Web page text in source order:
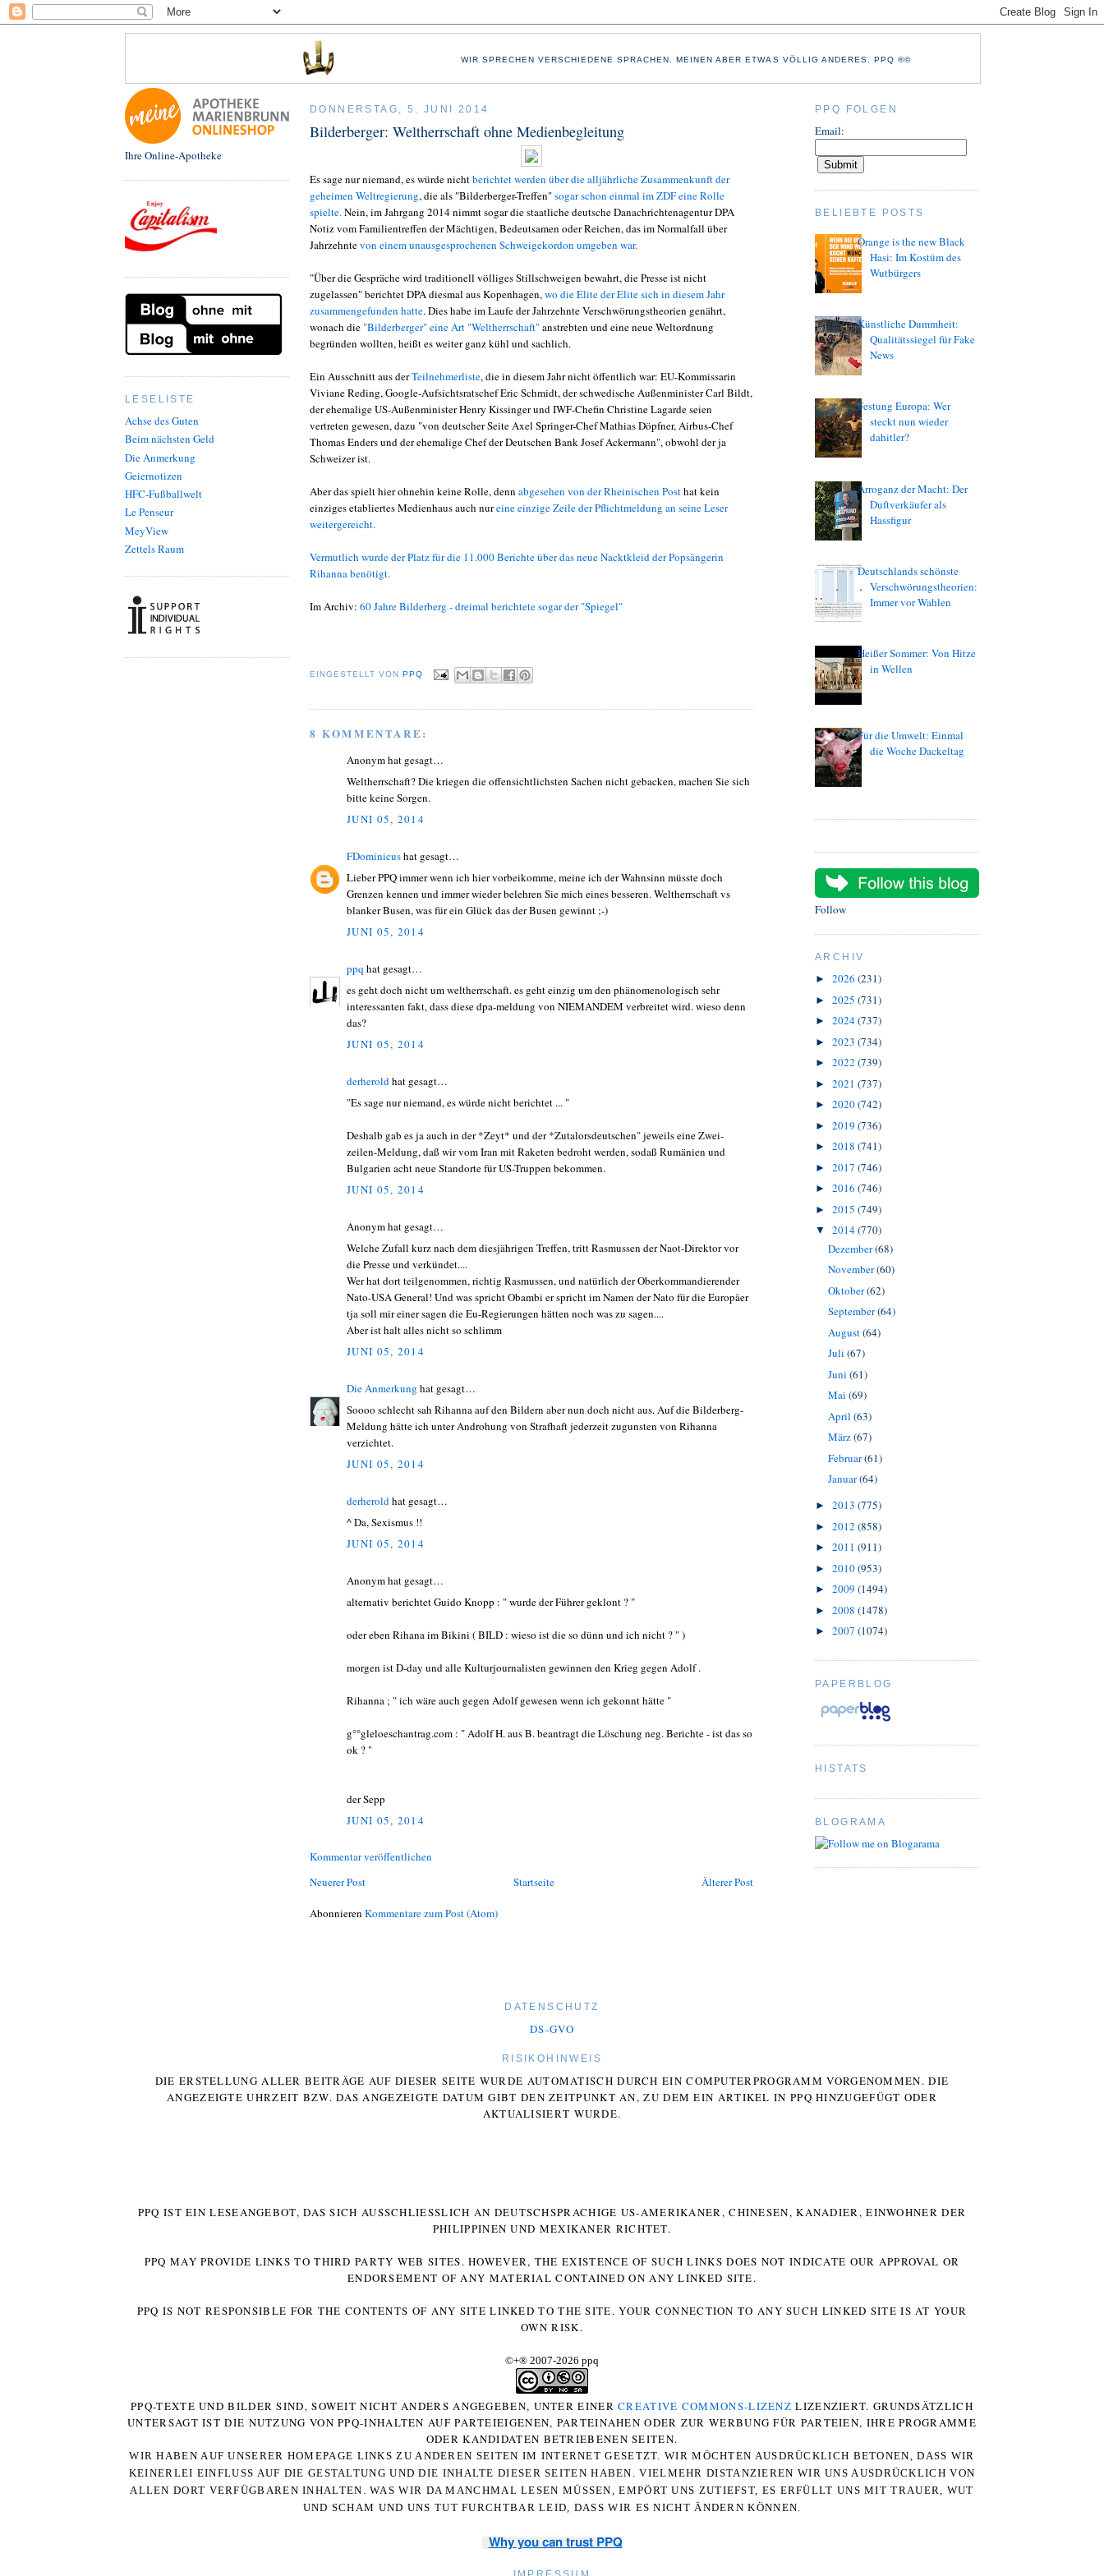
WIR SPRECHEN VERSCHIEDENE SPRACHEN. MEINEN ABER ETWAS VÖLLIG ANDERES. PPQ ®©
Ihre Online-Apotheke
LESELISTE
Achse des Guten
Beim nächsten Geld
Die Anmerkung
Geiernotizen
HFC-Fußballwelt
Le Penseur
MeyView
Zettels Raum
DONNERSTAG, 5. JUNI 2014
Bilderberger: Weltherrschaft ohne Medienbegleitung
Es sage nur niemand, es würde nichtberichtet werden über die alljährliche Zusammenkunft der
geheimen Weltregierung, die als "Bilderberger-Treffen"sogar schon einmal im ZDF eine Rolle
spielte. Nein, im Jahrgang 2014 nimmt sogar die staatliche deutsche Danachrichtenagentur DPA
Notiz vom Familientreffen der Mächtigen, Bedeutsamen oder Reichen, das im Normalfall über
Jahrzehntevon einem unausgesprochenen Schweigekordon umgeben war.
"Über die Gespräche wird traditionell völliges Stillschweigen bewahrt, die Presse ist nicht
zugelassen" berichtet DPA diesmal aus Kopenhagen, wo die Elite der Elite sich in diesem Jahr
zusammengefunden hatte. Dies habe im Laufe der Jahrzehnte Verschwörungstheorien genährt,
wonach die "Bilderberger" eine Art "Weltherrschaft"anstrebten und eine neue Weltordnung
begründen wollten, heißt es weiter ganz kühl und sachlich.
Ein Ausschnitt aus derTeilnehmerliste, die in diesem Jahr nicht öffentlich war: EU-Kommissarin
Viviane Reding, Google-Aufsichtsratschef Eric Schmidt, der schwedische Außenminister Carl Bildt,
der ehemalige US-Außenminister Henry Kissinger und IWF-Chefin Christine Lagarde seien
vertreten gewesen, dazu "von deutscher Seite Axel Springer-Chef Mathias Döpfner, Airbus-Chef
Thomas Enders und der ehemalige Chef der Deutschen Bank Josef Ackermann", obwohl der ja
Schweizer ist.
Aber das spielt hier ohnehin keine Rolle, denn abgesehen von der Rheinischen Posthat kein
einziges etabliertes Medienhaus auch nureine einzige Zeile der Pflichtmeldung an seine Leser
weitergereicht.
Vermutlich wurde der Platzfür die 11.000 Berichte über das neue Nacktkleid der Popsängerin
Rihanna benötigt.
Im Archiv: 60 Jahre Bilderberg - dreimal berichtete sogar der "Spiegel"
EINGESTELLT VON PPQ
8 KOMMENTARE:
Anonym hat gesagt…
Weltherrschaft? Die kriegen die offensichtlichsten Sachen nicht gebacken, machen Sie sich
bitte keine Sorgen.
JUNI 05, 2014
FDominicushat gesagt…
Lieber PPQ immer wenn ich hier vorbeikomme, meine ich der Wahnsinn müsste doch
Grenzen kennen und immer wieder belehren Sie mich eines besseren. Weltherrschaft vs
blanker Busen, was für ein Glück das der Busen gewinnt ;-)
JUNI 05, 2014
ppq hat gesagt…
es geht doch nicht um weltherrschaft. es geht einzig um den phänomenologisch sehr
interessanten fakt, dass diese dpa-meldung von NIEMANDEM verbreitet wird. wieso denn
das?
JUNI 05, 2014
derheroldhat gesagt…
"Es sage nur niemand, es würde nicht berichtet ... "
Deshalb gab es ja auch in der *Zeyt* und der *Zutalorsdeutschen" jeweils eine Zwei-
zeilen-Meldung, daß wir vom Iran mit Raketen bedroht werden, sodaß Rumänien und
Bulgarien acht neue Standorte für US-Truppen bekommen.
JUNI 05, 2014
Anonym hat gesagt…
Welche Zufall kurz nach dem diesjährigen Treffen, tritt Rasmussen der Naot-Direktor vor
die Presse und verkündet....
Wer hat dort teilgenommen, richtig Rasmussen, und natürlich der Oberkommandierender
Nato-USA General! Und was spricht Obambi er spricht im Namen der Nato für die Europäer
tja soll mir einer sagen die Eu-Regierungen hätten noch was zu sagen....
Aber ist halt alles nicht so schlimm
JUNI 05, 2014
Die Anmerkung hat gesagt…
Soooo schlecht sah Rihanna auf den Bildern aber nun doch nicht aus. Auf die Bilderberg-
Meldung hätte ich unter Androhung von Strafhaft jederzeit zugunsten von Rihanna
verzichtet.
JUNI 05, 2014
derheroldhat gesagt…
^ Da, Sexismus !!
JUNI 05, 2014
Anonym hat gesagt…
alternativ berichtet Guido Knopp : " wurde der Führer geklont ? "
oder eben Rihana im Bikini ( BILD : wieso ist die so dünn und ich nicht ? " )
morgen ist D-day und alle Kulturjournalisten gewinnen den Krieg gegen Adolf .
Rihanna ; " ich wäre auch gegen Adolf gewesen wenn ich gekonnt hätte "
g°°gleloeschantrag.com : " Adolf H. aus B. beantragt die Löschung neg. Berichte - ist das so
ok ? "
der Sepp
JUNI 05, 2014
Kommentar veröffentlichen
Neuerer Post
Älterer Post
Startseite
Abonnieren Kommentare zum Post (Atom)
PPQ FOLGEN
Email:
BELIEBTE POSTS
Orange is the new Black
Hasi: Im Kostüm des
Wutbürgers
Künstliche Dummheit:
Qualitätssiegel für Fake
News
Festung Europa: Wer
steckt nun wieder
dahitler?
Arroganz der Macht: Der
Duftverkäufer als
Hassfigur
Deutschlands schönste
Verschwörungstheorien:
Immer vor Wahlen
Heißer Sommer: Von Hitze
in Wellen
Für die Umwelt: Einmal
die Woche Dackeltag
Follow
ARCHIV
► 2026 (231)
► 2025 (731)
► 2024(737)
► 2023 (734)
► 2022 (739)
► 2021 (737)
► 2020(742)
► 2019 (736)
► 2018 (741)
► 2017 (746)
► 2016 (746)
► 2015 (749)
▼ 2014(770)
Dezember(68)
November(60)
Oktober(62)
September(64)
August(64)
Juli (67)
Juni (61)
Mai (69)
April (63)
März(67)
Februar(61)
Januar(64)
► 2013 (775)
► 2012 (858)
► 2011 (911)
► 2010(953)
► 2009 (1494)
► 2008 (1478)
► 2007 (1074)
PAPERBLOG
HISTATS
BLOGRAMA
DATENSCHUTZ
DS-GVO
RISIKOHINWEIS
DIE ERSTELLUNG ALLER BEITRÄGE AUF DIESER SEITE WURDE AUTOMATISCH DURCH EIN COMPUTERPROGRAMM VORGENOMMEN. DIE
ANGEZEIGTE UHRZEIT BZW. DAS ANGEZEIGTE DATUM GIBT DEN ZEITPUNKT AN, ZU DEM EIN ARTIKEL IN PPQ HINZUGEFÜGT ODER
AKTUALISIERT WURDE.
PPQ IST EIN LESEANGEBOT, DAS SICH AUSSCHLIESSLICH AN DEUTSCHSPRACHIGE US-AMERIKANER, CHINESEN, KANADIER, EINWOHNER DER P
HILIPPINEN UND MEXIKANER RICHTET.
PPQ MAY PROVIDE LINKS TO THIRD PARTY WEB SITES. HOWEVER, THE EXISTENCE OF SUCH LINKS DOES NOT INDICATE OUR APPROVAL OR
ENDORSEMENT OF ANY MATERIAL CONTAINED ON ANY LINKED SITE.
PPQ IS NOT RESPONSIBLE FOR THE CONTENTS OF ANY SITE LINKED TO THE SITE. YOUR CONNECTION TO ANY SUCH LINKED SITE IS AT YOUR
OWN RISK.
©+® 2007-2026 ppq
PPQ-TEXTE UND BILDER SIND, SOWEIT NICHT ANDERS ANGEGEBEN, UNTER EINERCREATIVE COMMONS-LIZENZ LIZENZIERT. GRUNDSÄTZLICH
UNTERSAGT IST DIE NUTZUNG VON PPQ-INHALTEN AUF PARTEIEIGENEN, PARTEINAHEN ODER ZUR WERBUNG FÜR PARTEIEN, IHRE PROGRAMME
ODER KANDIDATEN BETRIEBENEN SEITEN.
WIR HABEN AUF UNSERER HOMEPAGE LINKS ZU ANDEREN SEITEN IM INTERNET GESETZT. WIR MÖCHTEN AUSDRÜCKLICH BETONEN, DASS WIR
KEINERLEI EINFLUSS AUF DIE GESTALTUNG UND DIE INHALTE DIESER SEITEN HABEN. VIELMEHR DISTANZIEREN WIR UNS AUSDRÜCKLICH VON
ALLEN DORT VERFÜGBAREN INHALTEN. WAS WIR DA MANCHMAL LESEN MÜSSEN, EMPÖRT UNS ZUTIEFST, ES ERFÜLLT UNS MIT TRAUER, WUT
UND SCHAM UND UNS TUT FURCHTBAR LEID, DASS WIR ES NICHT ÄNDERN KÖNNEN.
Why you can trust PPQ